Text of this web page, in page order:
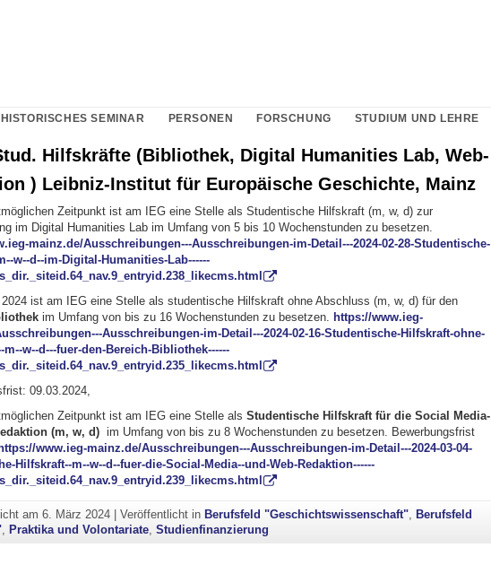
HISTORISCHES SEMINAR PERSONEN FORSCHUNG STUDIUM UND LEHRE
Hilfskräfte (Bibliothek, Digital Humanities Lab, Web-
) Leibniz-Institut für Europäische Geschichte, Mainz
Zeitpunkt ist am IEG eine Stelle als Studentische Hilfskraft (m, w, d) zur
im Digital Humanities Lab im Umfang von 5 bis 10 Wochenstunden zu besetzen.
mainz.de/Ausschreibungen---Ausschreibungen-im-Detail---2024-02-28-Studentische-
w--d--im-Digital-Humanities-Lab------
ist am IEG eine Stelle als studentische Hilfskraft ohne Abschluss (m, w, d) für den
im Umfang von bis zu 16 Wochenstunden zu besetzen. https://www.ieg-
Ausschreibungen-im-Detail---2024-02-16-Studentische-Hilfskraft-ohne-
w--d---fuer-den-Bereich-Bibliothek------
09.03.2024,
Zeitpunkt ist am IEG eine Stelle als Studentische Hilfskraft für die Social Media-
(m, w, d) im Umfang von bis zu 8 Wochenstunden zu besetzen. Bewerbungsfrist
www.ieg-mainz.de/Ausschreibungen---Ausschreibungen-im-Detail---2024-03-04-
Hilfskraft--m--w--d--fuer-die-Social-Media--und-Web-Redaktion------
am6. März 2024 |Veröffentlicht in Berufsfeld "Geschichtswissenschaft", Berufsfeld
, Praktika und Volontariate,Studienfinanzierung